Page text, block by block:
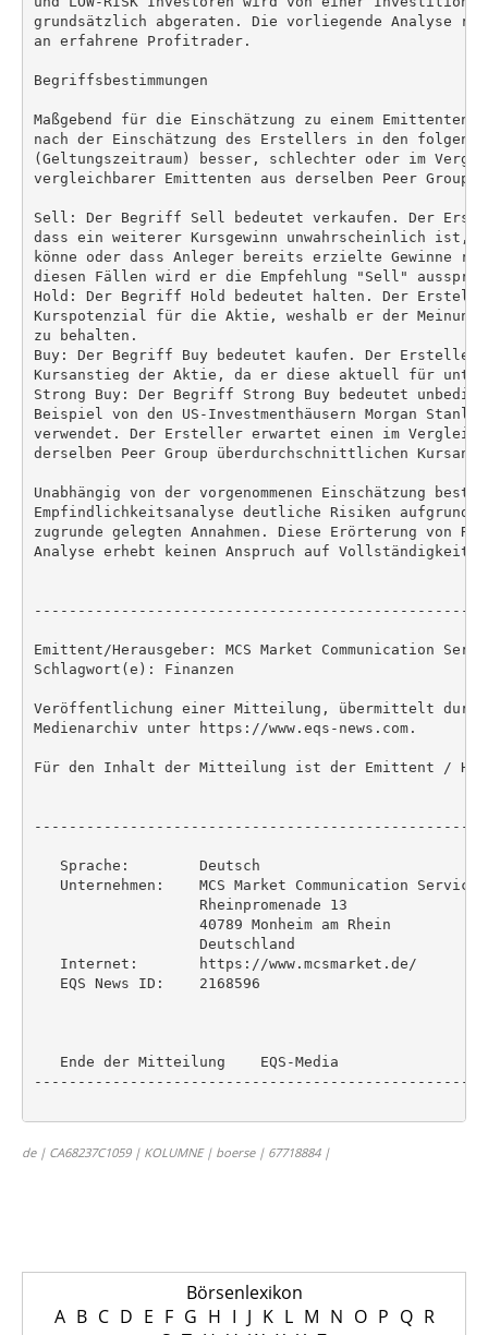
de | CA68237C1059 | KOLUMNE | boerse | 67718884 |
Börsenlexikon
A B C D E F G H I J K L M N O P Q R